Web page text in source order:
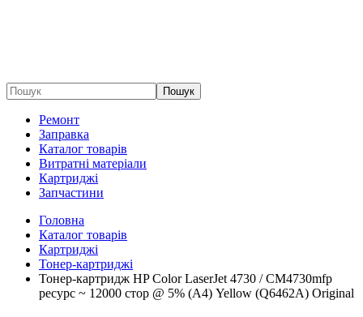
Пошук
Ремонт
Заправка
Каталог товарів
Витратні матеріали
Картриджі
Запчастини
Головна
Каталог товарів
Картриджі
Тонер-картриджі
Тонер-картридж HP Color LaserJet 4730 / CM4730mfp
ресурс ~ 12000 стор @ 5% (A4) Yellow (Q6462A) Original